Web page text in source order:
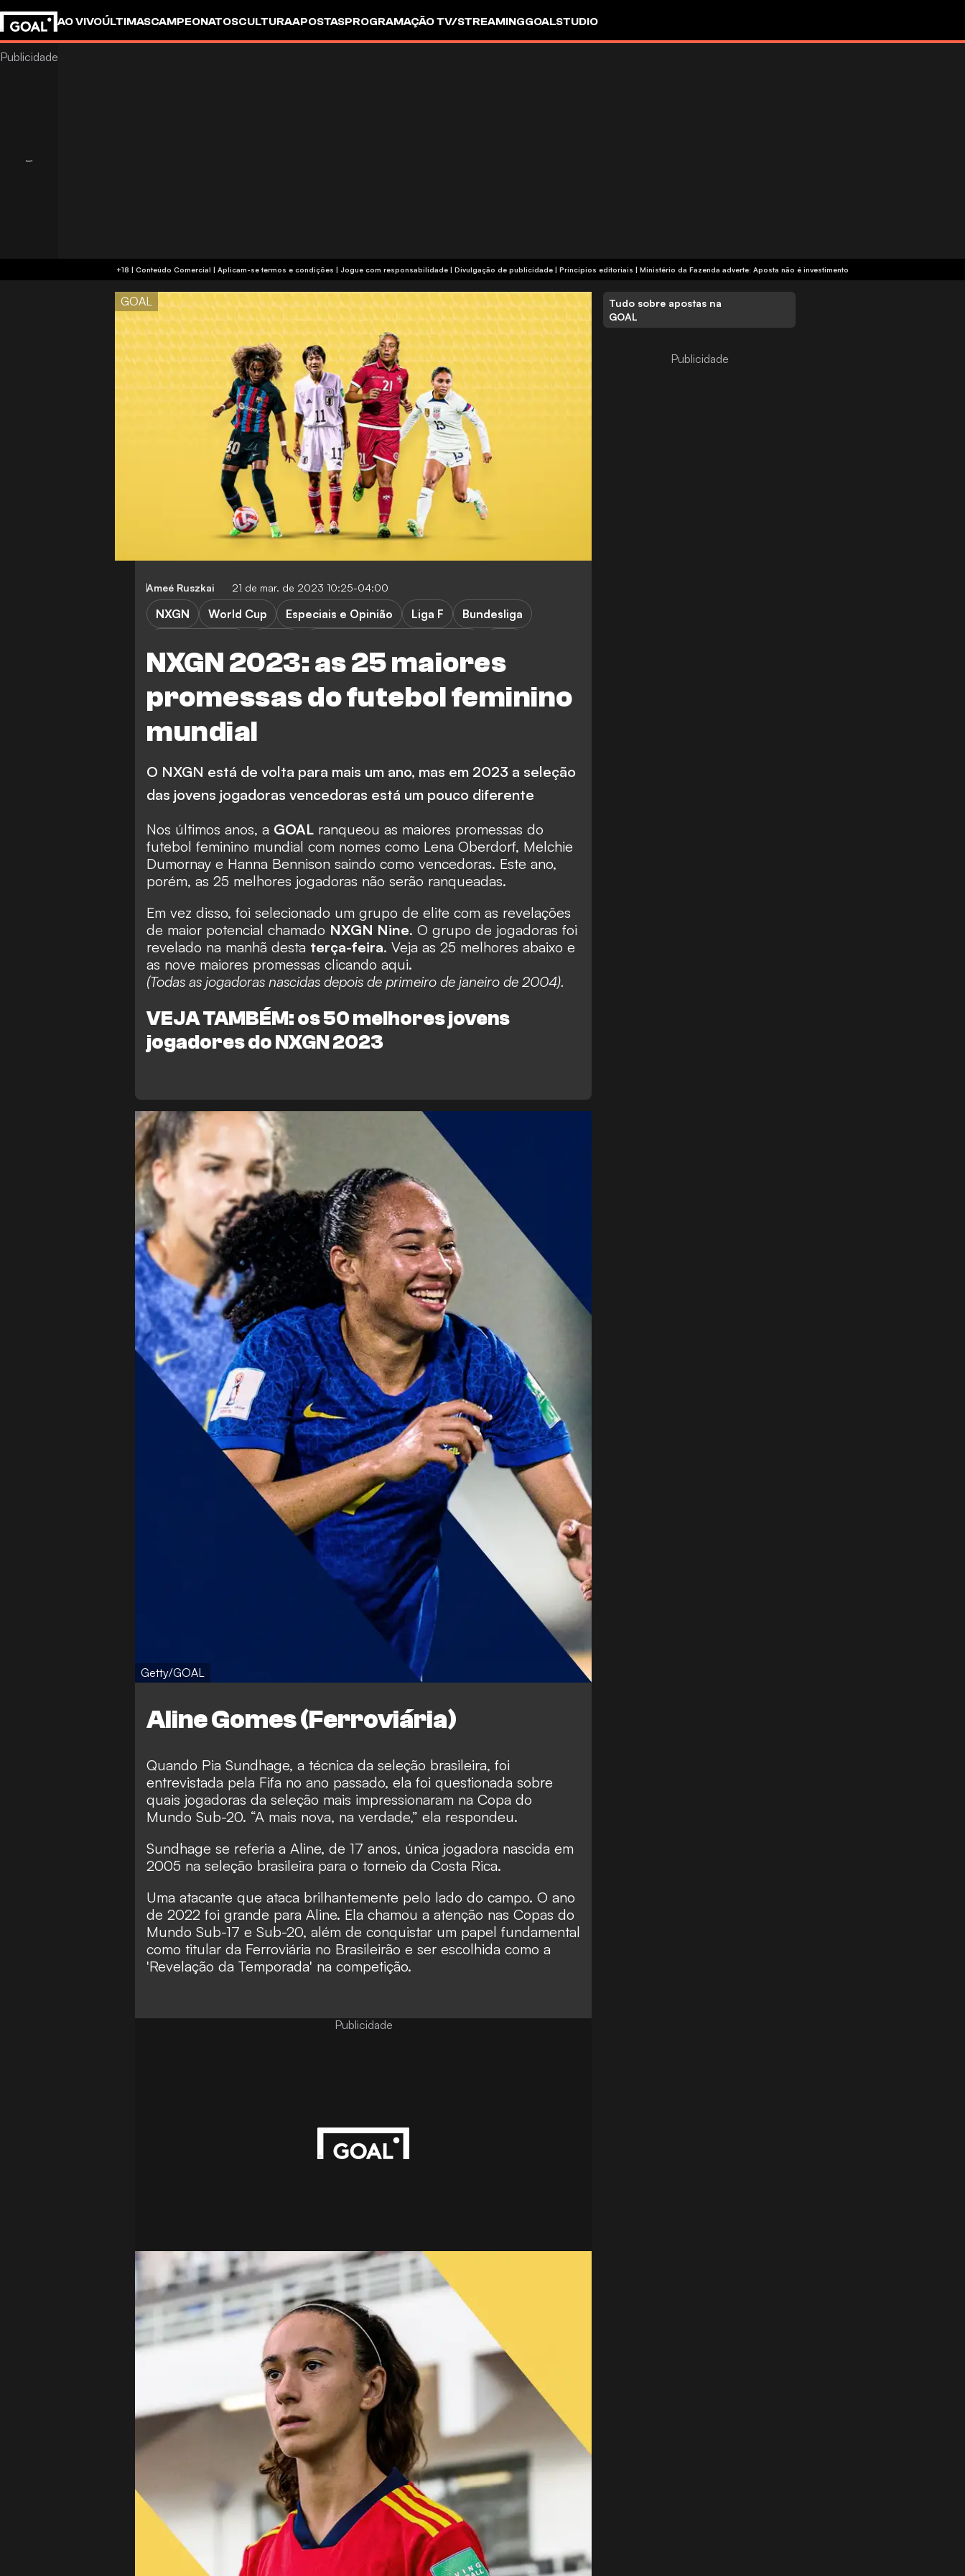
AO VIVOÚLTIMASCAMPEONATOSCULTURAAPOSTASPROGRAMAÇÃO TV/STREAMINGGOALSTUDIO
+18 | Conteúdo Comercial | Aplicam-se termos e condições | Jogue com responsabilidade | Divulgação de publicidade | Princípios editoriais | Ministério da Fazenda adverte: Aposta não é investimento
GOAL
Ameé Ruszkai 21 de mar. de 2023 10:25-04:00
NXGN 2023: as 25 maiores
promessas do futebol feminino
mundial
NXGN World Cup Especiais e Opinião Liga F
Bundesliga
L1 League
Real Madrid Femenino
Colômbia
NTV Tokyo Verdy Beleza
Japão Brasil
W. Kaptein
Barcelona
J. Shaw San Diego Wave FC
Angel City FC
Itália F
H. Bugeja Malta
Orlando Pride
Fleury Merogis U.S
França
Chelsea FC Women
Brann
Uganda
Bordeaux
Atletico Madrid Femenino
Portland Thorns
FC Rosengaard
Suécia F México F
Pachuca
Nigéria
Liga MX Femenil
O NXGN está de volta para mais um ano, mas em 2023 a seleção
das jovens jogadoras vencedoras está um pouco diferente
Nos últimos anos, a GOAL ranqueou as maiores promessas do
futebol feminino mundial com nomes como Lena Oberdorf, Melchie
Dumornay e Hanna Bennison saindo como vencedoras. Este ano,
porém, as 25 melhores jogadoras não serão ranqueadas.
Em vez disso, foi selecionado um grupo de elite com as revelações
de maior potencial chamado NXGN Nine. O grupo de jogadoras foi
revelado na manhã desta terça-feira. Veja as 25 melhores abaixo e
as nove maiores promessas clicando aqui.
(Todas as jogadoras nascidas depois de primeiro de janeiro de 2004).
VEJA TAMBÉM:os 50 melhores jovens
jogadores do NXGN 2023
Getty/GOAL
Aline Gomes (Ferroviária)
Quando Pia Sundhage, a técnica da seleção brasileira, foi
entrevistada pela Fifa no ano passado, ela foi questionada sobre
quais jogadoras da seleção mais impressionaram na Copa do
Mundo Sub-20. “A mais nova, na verdade,” ela respondeu.
Sundhage se referia a Aline, de 17 anos, única jogadora nascida em
2005 na seleção brasileira para o torneio da Costa Rica.
Uma atacante que ataca brilhantemente pelo lado do campo. O ano
de 2022 foi grande para Aline. Ela chamou a atenção nas Copas do
Mundo Sub-17 e Sub-20, além de conquistar um papel fundamental
como titular da Ferroviária no Brasileirão e ser escolhida como a
'Revelação da Temporada' na competição.
Publicidade
Tudo sobre apostas na
GOAL